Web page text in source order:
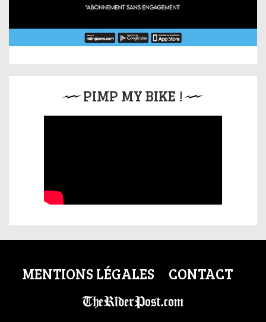
PIMP MY BIKE !
MENTIONS LÉGALES CONTACT